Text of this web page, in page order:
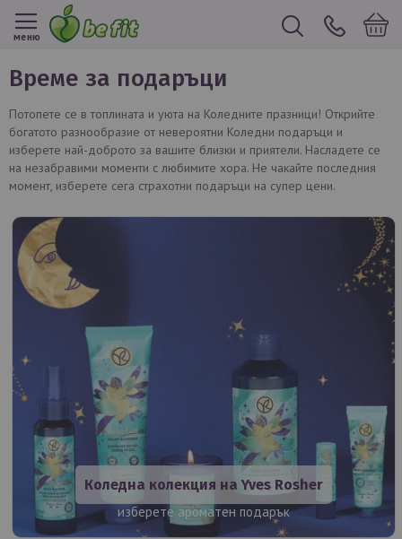
меню
време за подаръци
Потопете се в топлината и уюта на Коледните празници! Открийте
богатото разнообразие от невероятни Коледни подаръци и
изберете най-доброто за вашите близки и приятели. Насладете се
на незабравими моменти с любимите хора. Не чакайте последния
момент, изберете сега страхотни подаръци на супер цени.
Коледна колекция на Yves Rosher
изберете ароматен подарък